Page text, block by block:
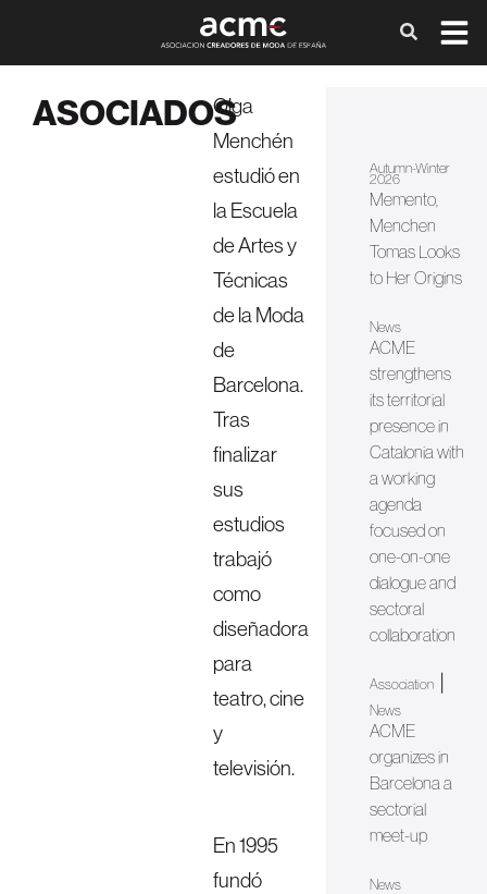
ASOCIADOS
Olga
Menchén
estudió en
la Escuela
de Artes y
Técnicas
de la Moda
de
Barcelona.
Tras
finalizar
sus
estudios
trabajó
como
diseñadora
para
teatro, cine
y
televisión.
En 1995
fundó
Autumn-Winter
2026
Memento,
Menchen
Tomas Looks
to Her Origins
News
ACME
strengthens
its territorial
presence in
Catalonia with
a working
agenda
focused on
one-on-one
dialogue and
sectoral
collaboration
Association
News
ACME
organizes in
Barcelona a
sectorial
meet-up
News